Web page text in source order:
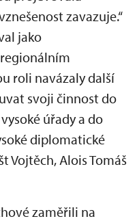
zavazuje.“
jako
roli navázaly další
svoji činnost do
úřady a do
diplomatické
Vojtěch, Alois Tomáš
zaměřili na